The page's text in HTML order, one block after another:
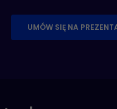
UMÓW SIĘ NA